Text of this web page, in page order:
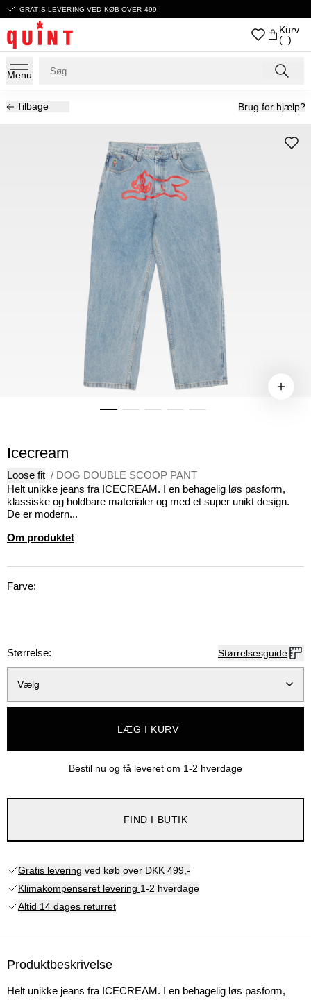
GRATIS LEVERING VED KØB OVER 499,-
Kurv
( )
Menu
Tilbage Brug for hjælp?
Icecream
Loose fit / DOG DOUBLE SCOOP PANT
Helt unikke jeans fra ICECREAM. I en behagelig løs pasform,
klassiske og holdbare materialer og med et super unikt design.
De er modern...
Om produktet
Farve:
Størrelse: Størrelsesguide
Vælg
LÆG I KURV
Bestil nu og få leveret om 1-2 hverdage
FIND I BUTIK
Gratis levering ved køb over DKK 499,-
Klimakompenseret levering 1-2 hverdage
Altid 14 dages returret
Produktbeskrivelse
Helt unikke jeans fra ICECREAM. I en behagelig løs pasform,